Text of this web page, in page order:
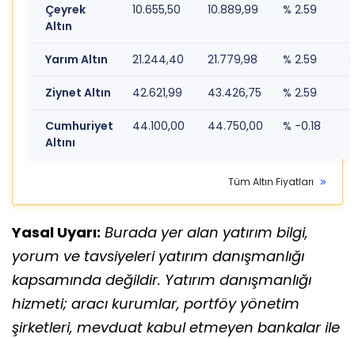
Çeyrek
Altın
10.655,50 10.889,99 % 2.59
Yarım Altın 21.244,40 21.779,98 % 2.59
Ziynet Altın 42.621,99 43.426,75 % 2.59
Cumhuriyet
Altını
44.100,00 44.750,00 % -0.18
Tüm Altın Fiyatları
Yasal Uyarı: Burada yer alan yatırım bilgi,
yorum ve tavsiyeleri yatırım danışmanlığı
kapsamında değildir. Yatırım danışmanlığı
hizmeti; aracı kurumlar, portföy yönetim
şirketleri, mevduat kabul etmeyen bankalar ile